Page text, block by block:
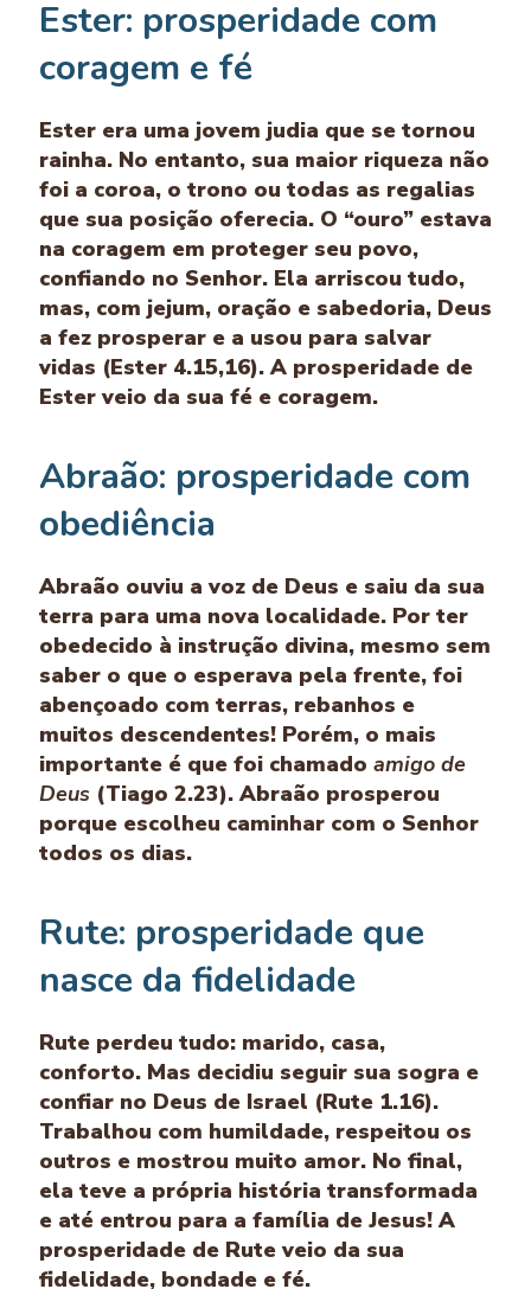
Ester: prosperidade com
coragem e fé
Ester era uma jovem judia que se tornou
rainha. No entanto, sua maior riqueza não
foi a coroa, o trono ou todas as regalias
que sua posição oferecia. O “ouro” estava
na coragem em proteger seu povo,
confiando no Senhor. Ela arriscou tudo,
mas, com jejum, oração e sabedoria, Deus
a fez prosperar e a usou para salvar
vidas (Ester 4.15,16). A prosperidade de
Ester veio da sua fé e coragem.
Abraão: prosperidade com
obediência
Abraão ouviu a voz de Deus e saiu da sua
terra para uma nova localidade. Por ter
obedecido à instrução divina, mesmo sem
saber o que o esperava pela frente, foi
abençoado com terras, rebanhos e
muitos descendentes! Porém, o mais
importante é que foi chamado amigo de
Deus (Tiago 2.23). Abraão prosperou
porque escolheu caminhar com o Senhor
todos os dias.
Rute: prosperidade que
nasce da fidelidade
Rute perdeu tudo: marido, casa,
conforto. Mas decidiu seguir sua sogra e
confiar no Deus de Israel (Rute 1.16).
Trabalhou com humildade, respeitou os
outros e mostrou muito amor. No final,
ela teve a própria história transformada
e até entrou para a família de Jesus! A
prosperidade de Rute veio da sua
fidelidade, bondade e fé.